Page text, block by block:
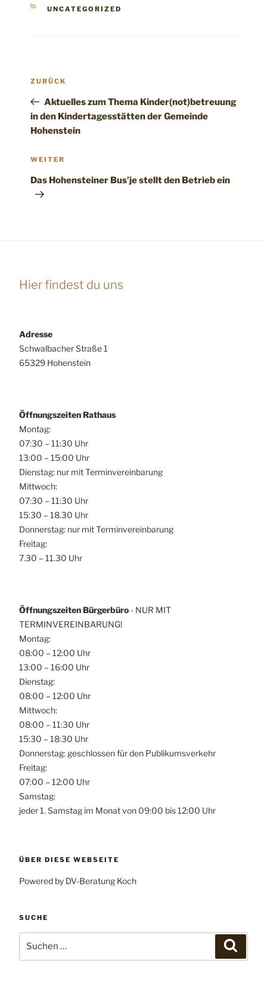
KATEGORIEN
UNCATEGORIZED
Vorheriger
ZURÜCK
Aktuelles zum Thema Kinder(not)betreuung
in den Kindertagesstätten der Gemeinde
Hohenstein
Nächster
WEITER
Das Hohensteiner Bus’je stellt den Betrieb ein
Hier findest du uns
Adresse
Schwalbacher Straße 1
65329 Hohenstein
Öffnungszeiten Rathaus
Montag:
07:30 – 11:30 Uhr
13:00 – 15:00 Uhr
Dienstag: nur mit Terminvereinbarung
Mittwoch:
07:30 – 11:30 Uhr
15:30 – 18.30 Uhr
Donnerstag: nur mit Terminvereinbarung
Freitag:
7.30 – 11.30 Uhr
Öffnungszeiten Bürgerbüro - NUR MIT
TERMINVEREINBARUNG!
Montag:
08:00 – 12:00 Uhr
13:00 – 16:00 Uhr
Dienstag:
08:00 – 12:00 Uhr
Mittwoch:
08:00 – 11:30 Uhr
15:30 – 18:30 Uhr
Donnerstag: geschlossen für den Publikumsverkehr
Freitag:
07:00 – 12:00 Uhr
Samstag:
jeder 1. Samstag im Monat von 09:00 bis 12:00 Uhr
ÜBER DIESE WEBSEITE
Powered by DV-Beratung Koch
SUCHE
nach: